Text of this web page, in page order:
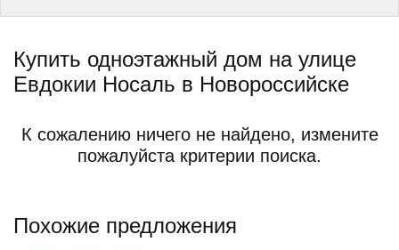
Купить одноэтажный дом на улице
Евдокии Носаль в Новороссийске
К сожалению ничего не найдено, измените
пожалуйста критерии поиска.
Похожие предложения